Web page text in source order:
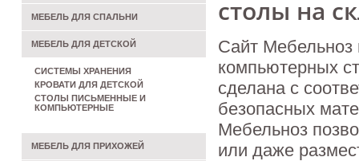
столы на
Сайт Мебельноз
компьютерных
сделана с
безопасных
Мебельноз
или даже
МЕБЕЛЬ ДЛЯ СПАЛЬНИ
МЕБЕЛЬ ДЛЯ ДЕТСКОЙ
СИСТЕМЫ ХРАНЕНИЯ
КРОВАТИ ДЛЯ ДЕТСКОЙ
СТОЛЫ ПИСЬМЕННЫЕ И
КОМПЬЮТЕРНЫЕ
МЕБЕЛЬ ДЛЯ ПРИХОЖЕЙ